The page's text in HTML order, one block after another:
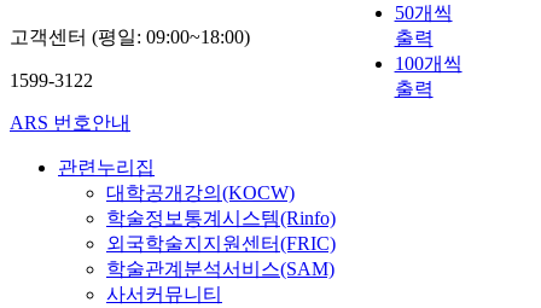
50개씩
출력
100개씩
출력
고객센터 (평일: 09:00~18:00)
1599-3122
ARS 번호안내
관련누리집
대학공개강의(KOCW)
학술정보통계시스템(Rinfo)
외국학술지지원센터(FRIC)
학술관계분석서비스(SAM)
사서커뮤니티